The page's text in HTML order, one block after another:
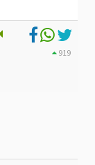
919